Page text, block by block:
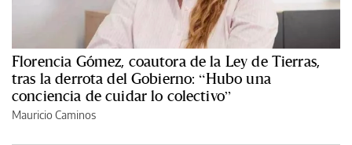
Florencia Gómez, coautora de la Ley de Tierras,
tras la derrota del Gobierno: “Hubo una
conciencia de cuidar lo colectivo”
Mauricio Caminos